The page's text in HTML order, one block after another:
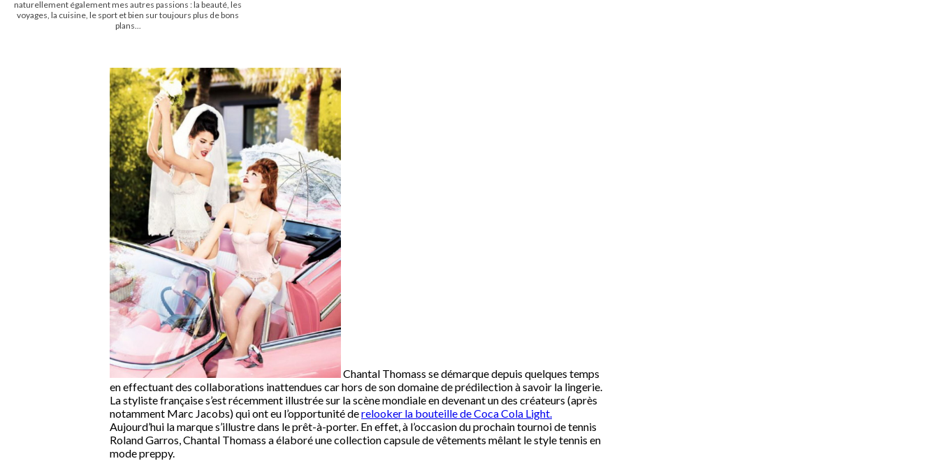
naturellement également mes autres passions : la beauté, les
voyages, la cuisine, le sport et bien sur toujours plus de bons
plans...
Chantal Thomass se démarque depuis quelques temps
en effectuant des collaborations inattendues car hors de son domaine de prédilection à savoir la lingerie.
La styliste française s’est récemment illustrée sur la scène mondiale en devenant un des créateurs (après
notamment Marc Jacobs) qui ont eu l’opportunité derelooker la bouteille de Coca Cola Light.
Aujourd’hui la marque s’illustre dans le prêt-à-porter. En effet, à l’occasion du prochain tournoi de tennis
Roland Garros, Chantal Thomass a élaboré une collection capsule de vêtements mêlant le style tennis en
mode preppy.